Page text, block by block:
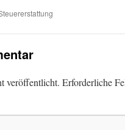
veröffentlicht. Erforderliche